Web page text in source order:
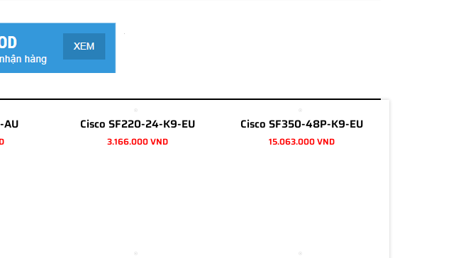
AU Cisco SF220-24-K9-EU
3.166.000 VND
Cisco SF350-48P-K9-EU
15.063.000 VND